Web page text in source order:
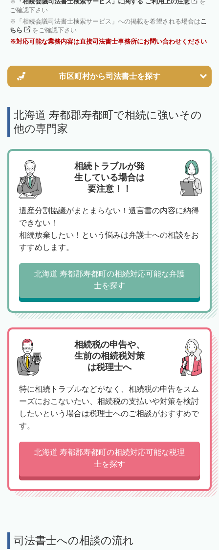
ご確認下さい
「相続会議司法書士検索サービス」への掲載を希望される場合はこ
ちら
をご確認下さい
対応可能な業務内容は直接司法書士事務所にお問い合わせください
市区町村から司法書士を探す
北海道 寿都郡寿都町で相続に強いその
他の専門家
相続トラブルが発
生している場合は
要注意！！
遺産分割協議がまとまらない！遺言書の内容に納得
できない！
相続放棄したい！という悩みは弁護士への相談をお
すすめします。
北海道 寿都郡寿都町の相続対応可能な弁護
士を探す
相続税の申告や、
生前の相続税対策
は税理士へ
特に相続トラブルなどがなく、相続税の申告をスム
ーズにおこないたい、相続税の支払いや対策を検討
したいという場合は税理士へのご相談がおすすめで
す。
北海道 寿都郡寿都町の相続対応可能な税理
士を探す
司法書士への相談の流れ